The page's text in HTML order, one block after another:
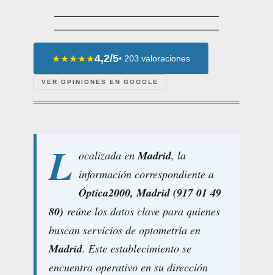
★★★★★4,2/5• 203 valoraciones
VER OPINIONES EN GOOGLE
L ocalizada enMadrid, la
información correspondiente a
Óptica2000, Madrid (917 01 49
80) reúne los datos clave para quienes
buscan servicios de optometría en
Madrid. Este establecimiento se
encuentra operativo en su dirección